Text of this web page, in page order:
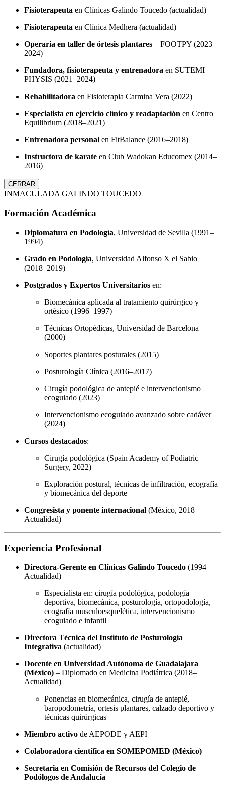
Fisioterapeuta en Clínicas Galindo Toucedo (actualidad)
Fisioterapeuta en Clínica Medhera (actualidad)
Operaria en taller de órtesis plantares – FOOTPY (2023–
2024)
Fundadora, fisioterapeuta y entrenadora en SUTEMI
PHYSIS (2021–2024)
Rehabilitadora en Fisioterapia Carmina Vera (2022)
Especialista en ejercicio clínico y readaptación en Centro
Equilibrium (2018–2021)
Entrenadora personal en FitBalance (2016–2018)
Instructora de karate en Club Wadokan Educomex (2014–
2016)
CERRAR
INMACULADA GALINDO TOUCEDO
Formación Académica
Diplomatura en Podología, Universidad de Sevilla (1991–
1994)
Grado en Podología, Universidad Alfonso X el Sabio
(2018–2019)
Postgrados y Expertos Universitarios en:
Biomecánica aplicada al tratamiento quirúrgico y
ortésico (1996–1997)
Técnicas Ortopédicas, Universidad de Barcelona
(2000)
Soportes plantares posturales (2015)
Posturología Clínica (2016–2017)
Cirugía podológica de antepié e intervencionismo
ecoguiado (2023)
Intervencionismo ecoguiado avanzado sobre cadáver
(2024)
Cursos destacados:
Cirugía podológica (Spain Academy of Podiatric
Surgery, 2022)
Exploración postural, técnicas de infiltración, ecografía
y biomecánica del deporte
Congresista y ponente internacional (México, 2018–
Actualidad)
Experiencia Profesional
Directora-Gerente en Clínicas Galindo Toucedo (1994–
Actualidad)
Especialista en: cirugía podológica, podología
deportiva, biomecánica, posturología, ortopodología,
ecografía musculoesquelética, intervencionismo
ecoguiado e infantil
Directora Técnica del Instituto de Posturología
Integrativa (actualidad)
Docente en Universidad Autónoma de Guadalajara
(México) – Diplomado en Medicina Podiátrica (2018–
Actualidad)
Ponencias en biomecánica, cirugía de antepié,
baropodometría, ortesis plantares, calzado deportivo y
técnicas quirúrgicas
Miembro activo de AEPODE y AEPI
Colaboradora científica en SOMEPOMED (México)
Secretaria en Comisión de Recursos del Colegio de
Podólogos de Andalucía